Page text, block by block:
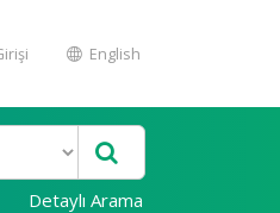
English
Detaylı Arama